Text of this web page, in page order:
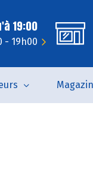
19:00
- 19h00